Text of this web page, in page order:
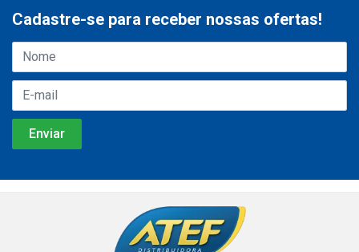
Cadastre-se para receber nossas ofertas!